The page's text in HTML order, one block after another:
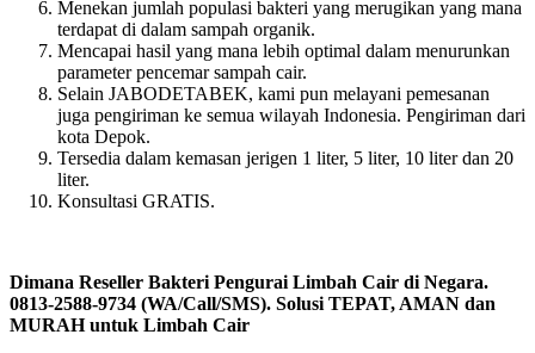
Menekan jumlah populasi bakteri yang merugikan yang mana
terdapat di dalam sampah organik.
Mencapai hasil yang mana lebih optimal dalam menurunkan
parameter pencemar sampah cair.
Selain JABODETABEK, kami pun melayani pemesanan
juga pengiriman ke semua wilayah Indonesia. Pengiriman dari
kota Depok.
Tersedia dalam kemasan jerigen 1 liter, 5 liter, 10 liter dan 20
liter.
Konsultasi GRATIS.
Dimana Reseller Bakteri Pengurai Limbah Cair di Negara.
0813-2588-9734 (WA/Call/SMS). Solusi TEPAT, AMAN dan
MURAH untuk Limbah Cair